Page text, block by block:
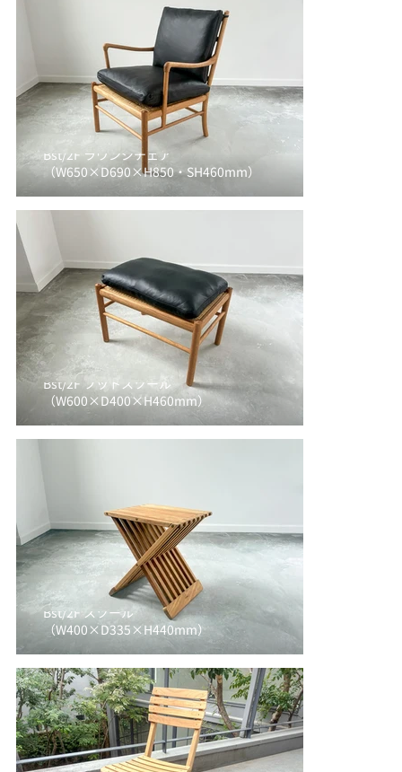
Bst/2F ラウンジチェア
（W650×D690×H850・SH460mm）
Bst/2F フットスツール
（W600×D400×H460mm）
Bst/2F スツール
（W400×D335×H440mm）